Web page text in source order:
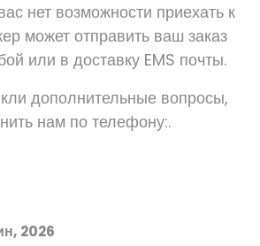
нет возможности приехать к
может отправить ваш заказ
или в доставку EMS почты.
дополнительные вопросы,
нам по телефону:.
2026